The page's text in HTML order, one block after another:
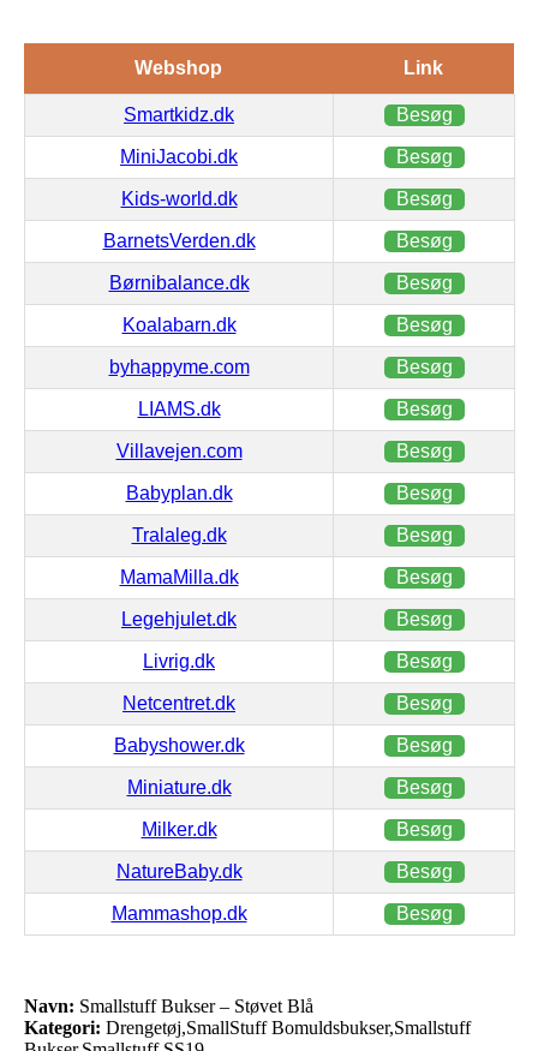
Webshop Link
Smartkidz.dk Besøg
MiniJacobi.dk Besøg
Kids-world.dk Besøg
BarnetsVerden.dk Besøg
Børnibalance.dk Besøg
Koalabarn.dk Besøg
byhappyme.com Besøg
LIAMS.dk Besøg
Villavejen.com Besøg
Babyplan.dk Besøg
Tralaleg.dk Besøg
MamaMilla.dk Besøg
Legehjulet.dk Besøg
Livrig.dk Besøg
Netcentret.dk Besøg
Babyshower.dk Besøg
Miniature.dk Besøg
Milker.dk Besøg
NatureBaby.dk Besøg
Mammashop.dk Besøg
Navn: Smallstuff Bukser – Støvet Blå
Kategori: Drengetøj,SmallStuff Bomuldsbukser,Smallstuff